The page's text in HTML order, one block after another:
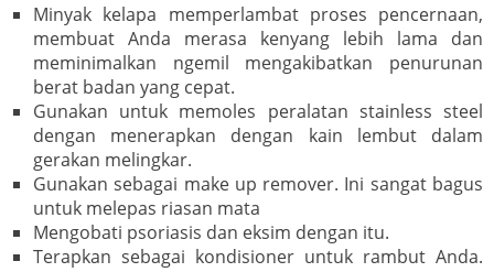
Minyak kelapa memperlambat proses pencernaan,
membuat Anda merasa kenyang lebih lama dan
meminimalkan ngemil mengakibatkan penurunan
berat badan yang cepat.
Gunakan untuk memoles peralatan stainless steel
dengan menerapkan dengan kain lembut dalam
gerakan melingkar.
Gunakan sebagai make up remover. Ini sangat bagus
untuk melepas riasan mata
Mengobati psoriasis dan eksim dengan itu.
Terapkan sebagai kondisioner untuk rambut Anda.